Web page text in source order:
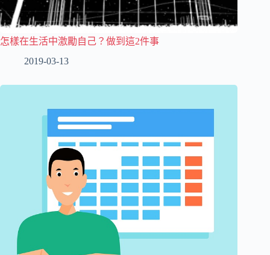
怎樣在生活中激勵自己？做到這2件事
2019-03-13